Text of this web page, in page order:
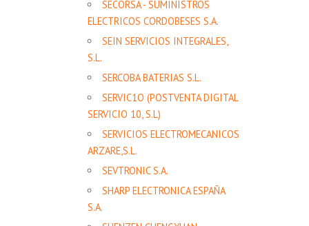
SECORSA - SUMINISTROS
ELECTRICOS CORDOBESES S.A.
SEIN SERVICIOS INTEGRALES,
S.L.
SERCOBA BATERIAS S.L.
SERVIC1O (POSTVENTA DIGITAL
SERVICIO 10, S.L)
SERVICIOS ELECTROMECANICOS
ARZARE,S.L.
SEVTRONIC S.A.
SHARP ELECTRONICA ESPAÑA
S.A.